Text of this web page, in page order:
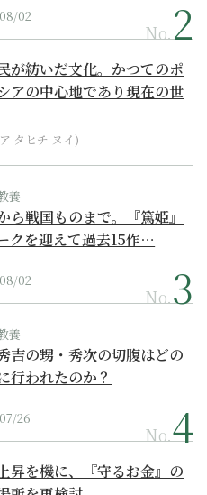
02
No.
が紡いだ文化。かつてのポ
アの中心地であり現在の世
タヒチ ヌイ)
養
ら戦国ものまで。『篤姫』
クを迎えて過去15作…
02
No.
養
吉の甥・秀次の切腹はどの
行われたのか？
26
No.
昇を機に、『守るお金』の